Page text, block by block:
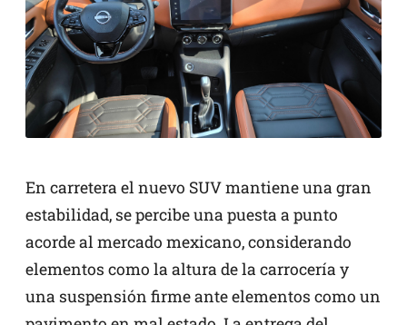
En carretera el nuevo SUV mantiene una gran
estabilidad, se percibe una puesta a punto
acorde al mercado mexicano, considerando
elementos como la altura de la carrocería y
una suspensión firme ante elementos como un